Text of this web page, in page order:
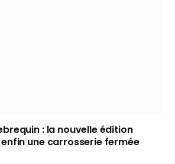
: la nouvelle édition
une carrosserie fermée